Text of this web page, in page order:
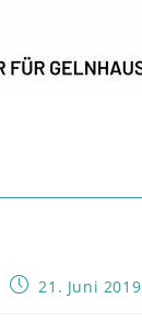
Beitrag21. Juni 2019